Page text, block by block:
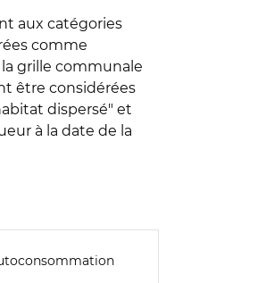
aux catégories
comme
grille communale
être considérées
dispersé" et
à la date de la